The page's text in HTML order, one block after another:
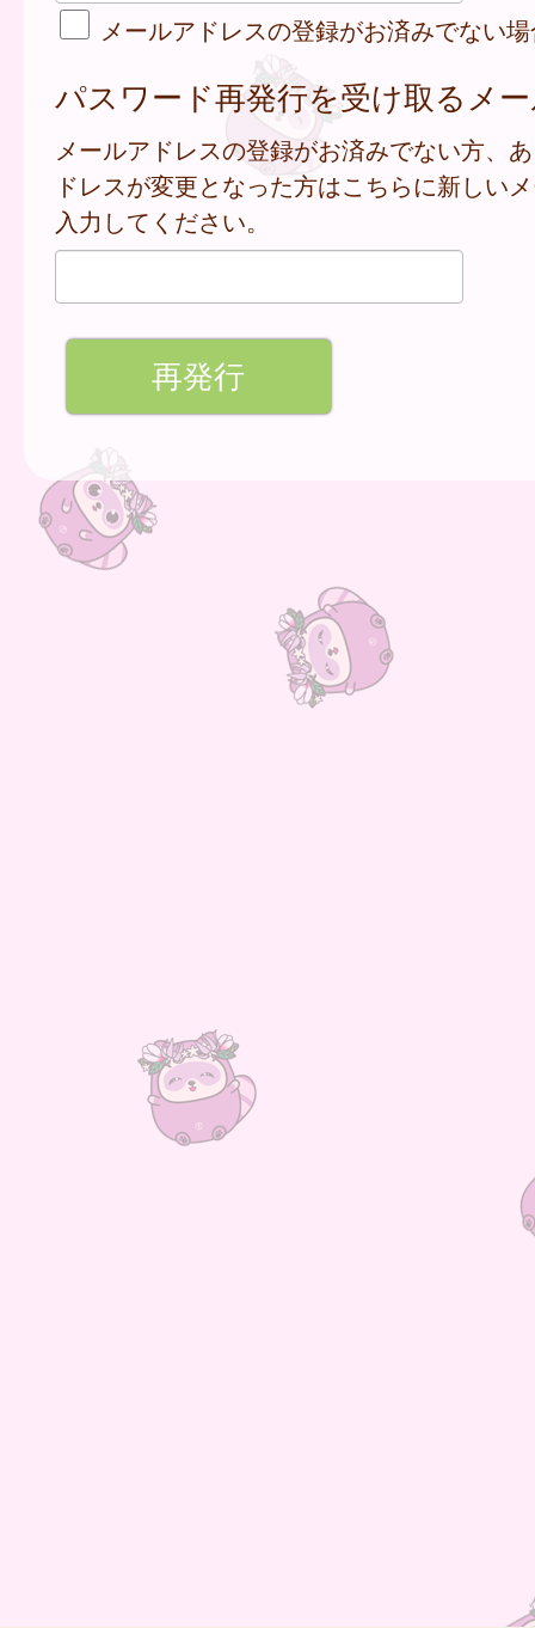
メールアドレスの登録がお済みでない
パスワード再発行を受け取るメ
メールアドレスの登録がお済みでない方、
ドレスが変更となった方はこちらに新しい
入力してください。